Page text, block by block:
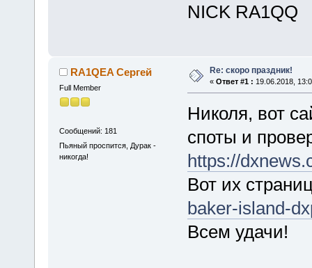
NICK RA1QQ
RA1QEA Сергей
Full Member
Сообщений: 181
Пьяный проспится, Дурак -
никогда!
Re: скоро праздник!
« Ответ #1 : 19.06.2018,
Николя, вот
споты и
https://
Вот их
baker-island-
Всем удачи!